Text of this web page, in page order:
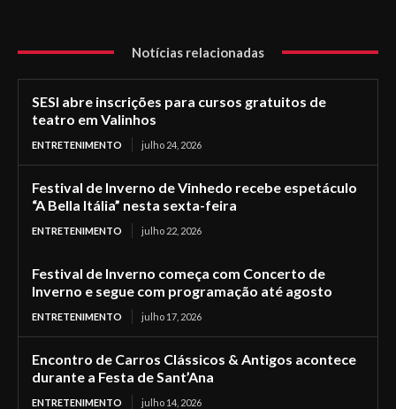
Notícias relacionadas
SESI abre inscrições para cursos gratuitos de
teatro em Valinhos
ENTRETENIMENTO julho 24, 2026
Festival de Inverno de Vinhedo recebe espetáculo
“A Bella Itália” nesta sexta-feira
ENTRETENIMENTO julho 22, 2026
Festival de Inverno começa com Concerto de
Inverno e segue com programação até agosto
ENTRETENIMENTO julho 17, 2026
Encontro de Carros Clássicos & Antigos acontece
durante a Festa de Sant’Ana
ENTRETENIMENTO julho 14, 2026